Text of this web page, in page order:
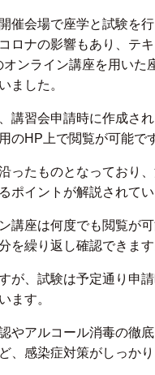
催会場で座学と試験を
ロナの影響もあり、テ
ンライン講座を用いた
ました。
講習会申請時に作成さ
のHP上で閲覧が可能で
ったものとなっており
ポイントが解説されてい
講座は何度でも閲覧が
を繰り返し確認できます
が、試験は予定通り申
ます。
やアルコール消毒の徹
、感染症対策がしっか